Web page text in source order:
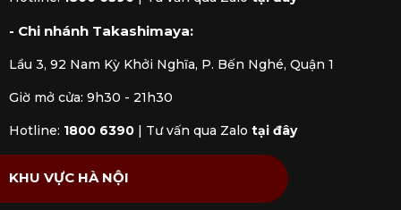
- Chi nhánh Takashimaya:
Lầu 3, 92 Nam Kỳ Khởi Nghĩa, P. Bến Nghé, Quận 1
Giờ mở cửa: 9h30 - 21h30
Hotline: 1800 6390 Tư vấn qua Zalo tại đây
KHU VỰC HÀ NỘI